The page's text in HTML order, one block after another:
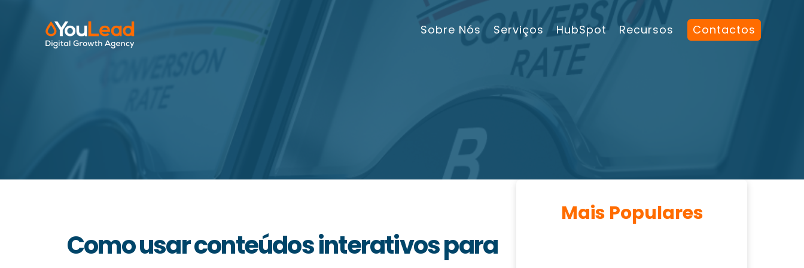
Sobre Nós Serviços HubSpot Recursos Contactos
Como usar conteúdos interativos para
Mais Populares